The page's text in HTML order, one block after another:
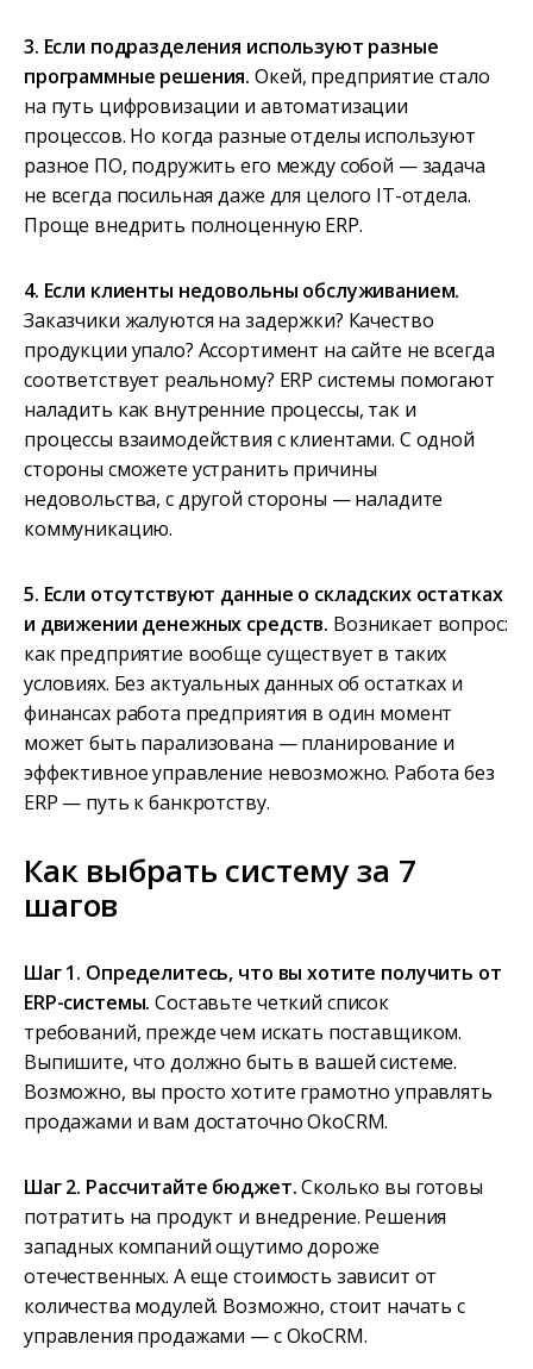
3. Если подразделения используют разные
программные решения. Окей, предприятие стало
на путь цифровизации и автоматизации
процессов. Но когда разные отделы используют
разное ПО, подружить его между собой — задача
не всегда посильная даже для целого IT-отдела.
Проще внедрить полноценную ERP.
4. Если клиенты недовольны обслуживанием.
Заказчики жалуются на задержки? Качество
продукции упало? Ассортимент на сайте не всегда
соответствует реальному? ERP системы помогают
наладить как внутренние процессы, так и
процессы взаимодействия с клиентами. С одной
стороны сможете устранить причины
недовольства, с другой стороны — наладите
коммуникацию.
5. Если отсутствуют данные о складских остатках
и движении денежных средств. Возникает вопрос:
как предприятие вообще существует в таких
условиях. Без актуальных данных об остатках и
финансах работа предприятия в один момент
может быть парализована — планирование и
эффективное управление невозможно. Работа без
ERP — путь к банкротству.
Как выбрать систему за 7
шагов
Шаг 1. Определитесь, что вы хотите получить от
ERP-системы. Составьте четкий список
требований, прежде чем искать поставщиком.
Выпишите, что должно быть в вашей системе.
Возможно, вы просто хотите грамотно управлять
продажами и вам достаточно OkoCRM.
Шаг 2. Рассчитайте бюджет.Сколько вы готовы
потратить на продукт и внедрение. Решения
западных компаний ощутимо дороже
отечественных. А еще стоимость зависит от
количества модулей. Возможно, стоит начать с
управления продажами — с OkoCRM.